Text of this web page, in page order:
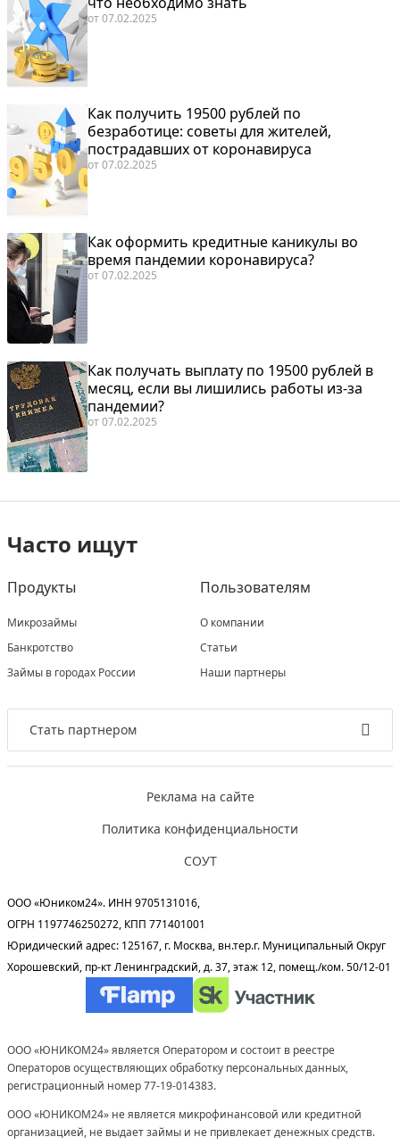
от07.02.2025
Как получить 19500 рублей по
безработице: советы для жителей,
пострадавших от коронавируса
от07.02.2025
Как оформить кредитные каникулы во
время пандемии коронавируса?
от07.02.2025
Как получать выплату по 19500 рублей в
месяц, если вы лишились работы из-за
пандемии?
от07.02.2025
Часто ищут
Продукты
Микрозаймы
Банкротство
Займы в городах России
Пользователям
О компании
Статьи
Наши партнеры
Стать партнером
Реклама на сайте
Политика конфиденциальности
СОУТ
ООО «Юником24». ИНН 9705131016,
ОГРН 1197746250272, КПП 771401001
Юридический адрес: 125167, г. Москва, вн.тер.г. Муниципальный Округ
Хорошевский, пр-кт Ленинградский, д. 37, этаж 12, помещ./ком. 50/12-01
ООО «ЮНИКОМ24» является Оператором и состоит в реестре
Операторов осуществляющих обработку персональных данных,
регистрационный номер 77-19-014383.
ООО «ЮНИКОМ24» не является микрофинансовой или кредитной
организацией, не выдает займы и не привлекает денежных средств.